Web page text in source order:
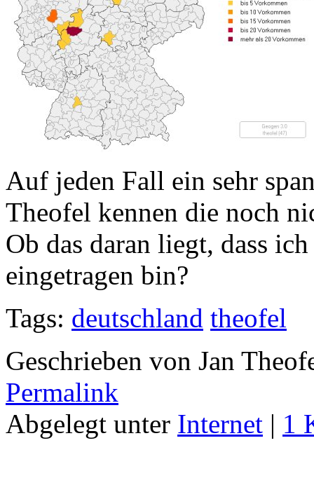
Auf jeden Fall ein sehr
Theofel kennen die noch
Ob das daran liegt, dass
eingetragen bin?
Tags: deutschland theofel
Geschrieben von Jan
Permalink
Abgelegt unter Internet | 1